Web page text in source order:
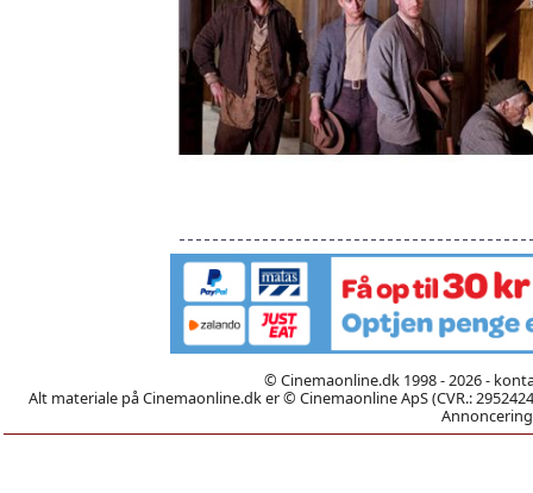
© Cinemaonline.dk 1998 - 2026 -
Alt materiale på Cinemaonline.dk er © Cinemaonline ApS (CVR.: